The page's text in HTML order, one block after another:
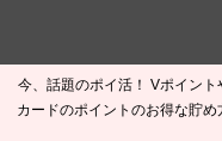
今、話題のポイ活！ Vポイン
カードのポイントのお得な貯